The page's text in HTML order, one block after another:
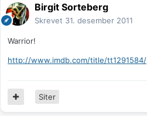
Birgit Sorteberg
Skrevet 31. desember 2011
Warrior!
http://www.imdb.com/title/tt1291584/
Siter